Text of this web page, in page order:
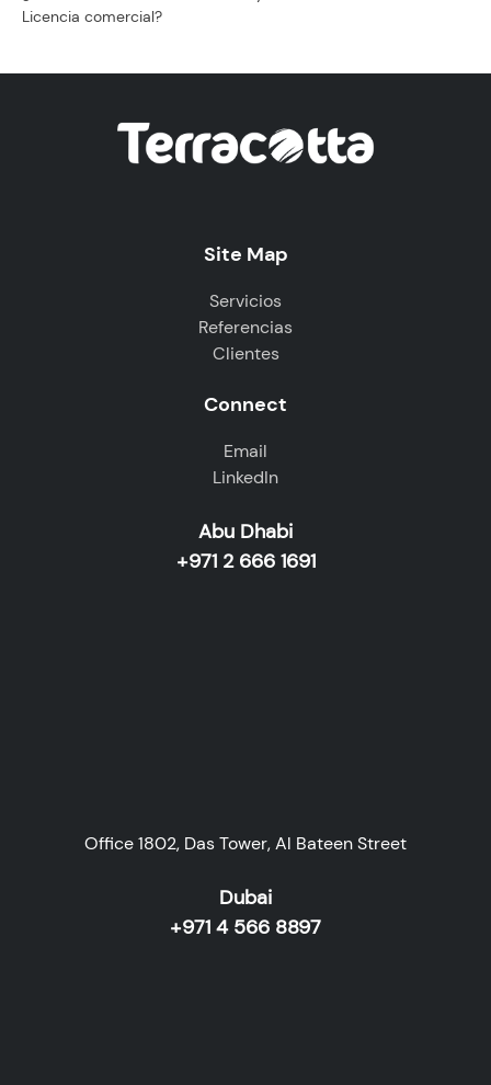
Licencia comercial?
Site Map
Servicios
Referencias
Clientes
Connect
Email
LinkedIn
Abu Dhabi
+971 2 666 1691
Office 1802, Das Tower, Al Bateen Street
Dubai
+971 4 566 8897